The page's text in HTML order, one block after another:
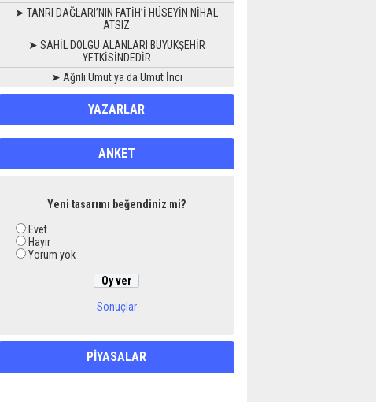
➤ TANRI DAĞLARI’NIN FATİH’İ HÜSEYİN NİHAL
ATSIZ
➤ SAHİL DOLGU ALANLARI BÜYÜKŞEHİR
YETKİSİNDEDİR
➤ Ağrılı Umut ya da Umut İnci
YAZARLAR
ANKET
Yeni tasarımı beğendiniz mi?
Evet
Hayır
Yorum yok
Sonuçlar
PİYASALAR